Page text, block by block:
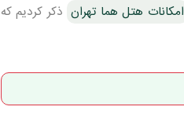
امکانات هتل هما تهران ذکر کردیم که